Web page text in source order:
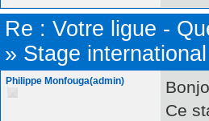
Re : Votre ligue -
» Stage
Philippe Monfouga(admin)
Ce